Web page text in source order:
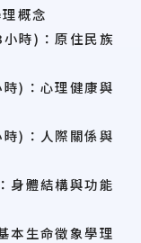
概念
時)：原住民族
)：心理健康與
)：人際關係與
身體結構與功能
本生命徵象學理